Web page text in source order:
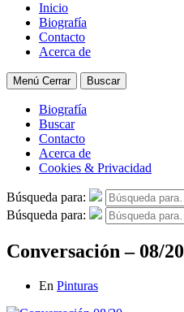
Inicio
Biografía
Contacto
Acerca de
Menú Cerrar Buscar
Biografía
Buscar
Contacto
Acerca de
Cookies & Privacidad
Búsqueda para:
Búsqueda para:
Conversación – 08/20
En Pinturas